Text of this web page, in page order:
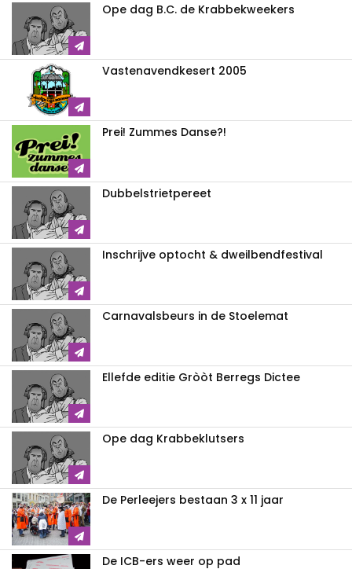
Ope dag B.C. de Krabbekweekers
Vastenavendkesert 2005
Prei! Zummes Danse?!
Dubbelstrietpereet
Inschrijve optocht & dweilbendfestival
Carnavalsbeurs in de Stoelemat
Ellefde editie Gròòt Berregs Dictee
Ope dag Krabbeklutsers
De Perleejers bestaan 3 x 11 jaar
De ICB-ers weer op pad